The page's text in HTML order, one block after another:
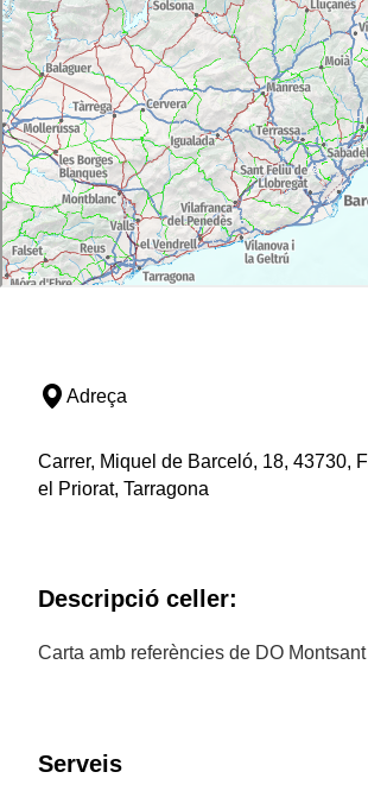
Adreça
Carrer, Miquel de Barceló, 18, 43730,
el Priorat, Tarragona
Descripció celler:
Carta amb referències de DO
Serveis